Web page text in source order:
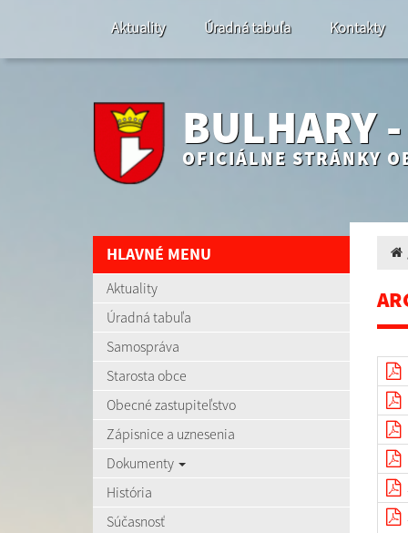
Aktuality Úradná tabuľa Kontakty
BULHARY
OFICIÁLNE STRÁNKY
HLAVNÉ MENU
Aktuality
Úradná tabuľa
Samospráva
Starosta obce
Obecné zastupiteľstvo
Zápisnice a uznesenia
Dokumenty
História
Súčasnosť